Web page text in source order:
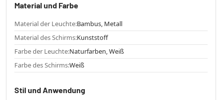
Material und Farbe
Material der Leuchte:Bambus, Metall
Material des Schirms:Kunststoff
Farbe der Leuchte:Naturfarben, Weiß
Farbe des Schirms:Weiß
Stil und Anwendung